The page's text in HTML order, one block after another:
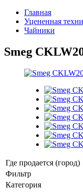
Главная
Уцененная
Чайники
Smeg
Где продается (город)
Фильтр
Категория